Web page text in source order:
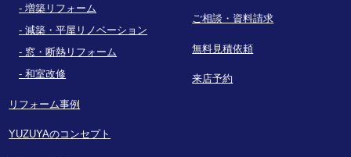
増築リフォーム
減築・平屋リノベーション
窓・断熱リフォーム
和室改修
リフォーム事例
YUZUYAのコンセプト
ご相談・資料請求
無料見積依頼
来店予約